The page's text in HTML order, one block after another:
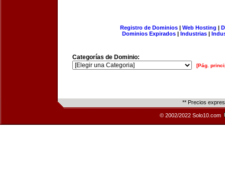
Registro de Dominios| Web Hosting |
Dominios Expirados | Industrias |
Categorías de Dominio:
[Pág.
** Precios
© 2002/2022 Solo10.com